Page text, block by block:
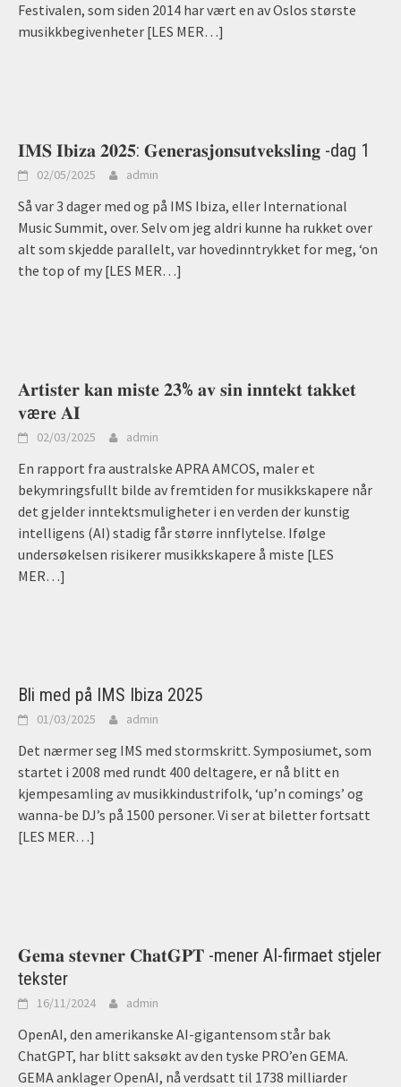
Festivalen, som siden 2014 har vært en av Oslos største
musikkbegivenheter [LES MER…]
𝐈𝐌𝐒 𝐈𝐛𝐢𝐳𝐚 𝟐𝟎𝟐𝟓: 𝐆𝐞𝐧𝐞𝐫𝐚𝐬𝐣𝐨𝐧𝐬𝐮𝐭𝐯𝐞𝐤𝐬𝐥𝐢𝐧𝐠 -dag 1
02/05/2025 admin
Så var 3 dager med og på IMS Ibiza, eller International
Music Summit, over. Selv om jeg aldri kunne ha rukket over
alt som skjedde parallelt, var hovedinntrykket for meg, ‘on
the top of my [LES MER…]
𝐀𝐫𝐭𝐢𝐬𝐭𝐞𝐫 𝐤𝐚𝐧 𝐦𝐢𝐬𝐭𝐞 𝟐𝟑% 𝐚𝐯 𝐬𝐢𝐧 𝐢𝐧𝐧𝐭𝐞𝐤𝐭 𝐭𝐚𝐤𝐤𝐞𝐭
𝐯æ𝐫𝐞 𝐀𝐈
02/03/2025 admin
En rapport fra australske APRA AMCOS, maler et
bekymringsfullt bilde av fremtiden for musikkskapere når
det gjelder inntektsmuligheter i en verden der kunstig
intelligens (AI) stadig får større innflytelse. Ifølge
undersøkelsen risikerer musikkskapere å miste [LES
MER…]
Bli med på IMS Ibiza 2025
01/03/2025 admin
Det nærmer seg IMS med stormskritt. Symposiumet, som
startet i 2008 med rundt 400 deltagere, er nå blitt en
kjempesamling av musikkindustrifolk, ‘up’n comings’ og
wanna-be DJ’s på 1500 personer. Vi ser at biletter fortsatt
[LES MER…]
𝐆𝐞𝐦𝐚 𝐬𝐭𝐞𝐯𝐧𝐞𝐫 𝐂𝐡𝐚𝐭𝐆𝐏𝐓 -mener AI-firmaet stjeler
tekster
16/11/2024 admin
OpenAI, den amerikanske AI-gigantensom står bak
ChatGPT, har blitt saksøkt av den tyske PRO’en GEMA.
GEMA anklager OpenAI, nå verdsatt til 1738 milliarder